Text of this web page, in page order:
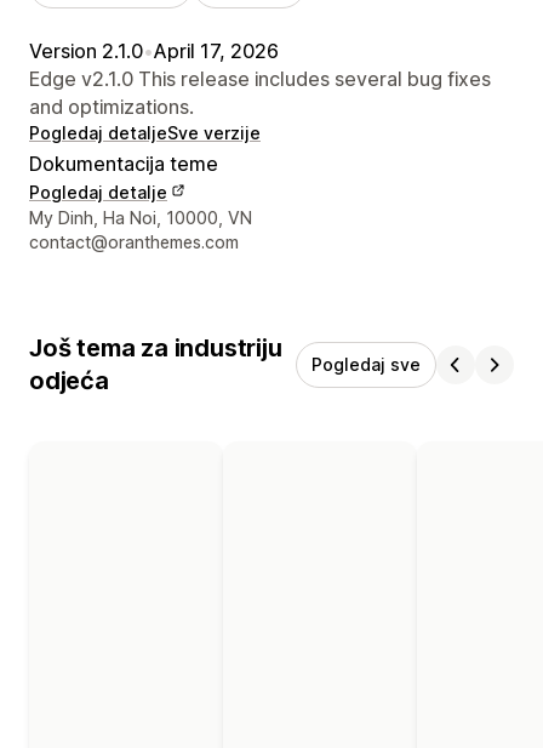
Version 2.1.0•April 17, 2026
Edge v2.1.0 This release includes several bug fixes
and optimizations.
Pogledaj detaljeSve verzije
Dokumentacija teme
Pogledaj detalje
Podaci za kontakt dizajnera
My Dinh, Ha Noi, 10000, VN
contact@oranthemes.com
Još tema za industriju
odjeća
Pogledaj sve